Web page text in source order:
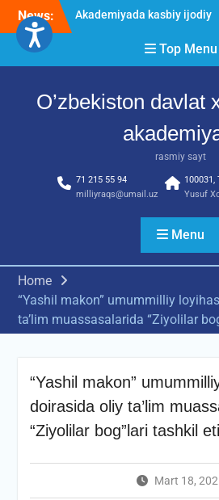
Skip
content
News:
O’ZBEKISTON DAVLAT
AKADEMIYASIDA
о‘tkazilgan kasbiy (ijodiy)
Diqqat e’lon!
Top Menu
O’zbekiston davlat
rasmiy sayt
71 215 55 94
milliyraqs@umail.uz
100031,
Yusuf
Menu
Home
“Yashil makon” umummilliy
ta’lim muassasalarida “Ziyolilar
“Yashil makon”
doirasida oliy ta’lim
“Ziyolilar bog”lari tashkil
Mart 18,